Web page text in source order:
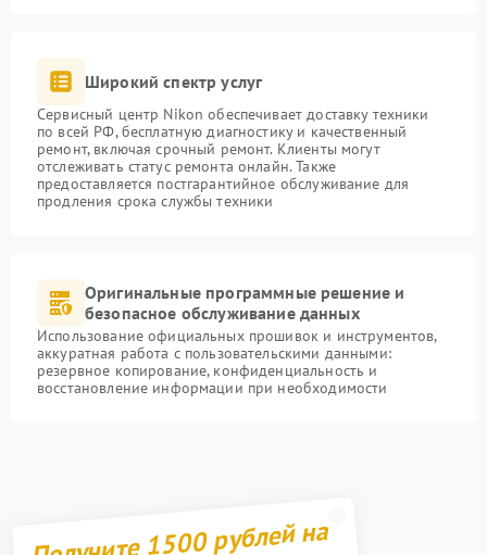
Широкий спектр услуг
Сервисный центр Nikon обеспечивает доставку техники
по всей РФ, бесплатную диагностику и качественный
ремонт, включая срочный ремонт. Клиенты могут
отслеживать статус ремонта онлайн. Также
предоставляется постгарантийное обслуживание для
продления срока службы техники
Оригинальные программные решение и
безопасное обслуживание данных
Использование официальных прошивок и инструментов,
аккуратная работа с пользовательскими данными:
резервное копирование, конфиденциальность и
восстановление информации при необходимости